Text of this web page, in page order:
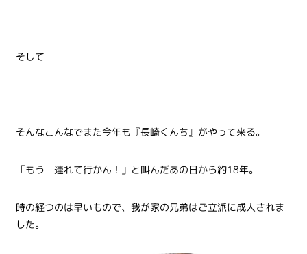
そして
そんなこんなでまた今年も『長崎くんち』がやって来る。
「もう 連れて行かん！」と叫んだあの日から約18年。
時の経つのは早いもので、我が家の兄弟はご立派に成人されま
した。